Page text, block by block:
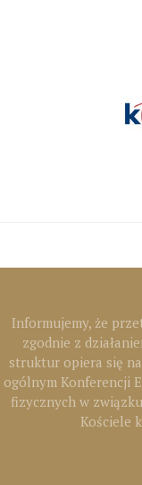
Informujemy, że
zgodnie z
struktur opiera się
ogólnym Konferencji
fizycznych w
Kościele